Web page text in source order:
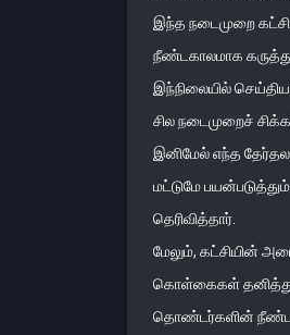
இந்த நடைமுறை
நீண்டகாலமாக
இந்நிலையில்
சில நடைமுறைச்
இனிமேல் எந்த
மட்டுமே
தெரிவித்தார்.
மேலும், கட்சியின்
கொள்கைகள்
தொண்டர்களின்